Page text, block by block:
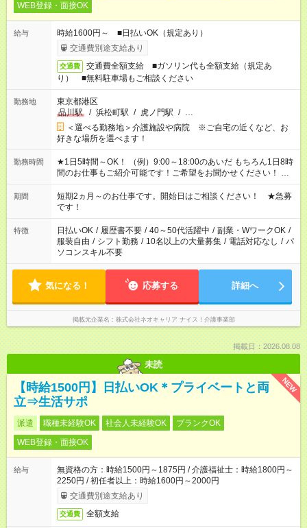
WEB登録・面接OK
給与
時給1600円～ ■日払いOK（規定あり）
交通費別途支給あり
交通費
交通費全額支給 ■ガソリン代も全額支給（規定あ
り） ■無料駐車場もご相談ください
勤務地
東京都港区
品川駅
/ 浜松町駅 / 虎ノ門駅 / …
＜選べる勤務地＞介護施設や病院 ※ご自宅の近くなど、お
好きな場所を選べます！
勤務時間
★1日5時間～OK！ （例）9:00～18:00のあいだ もちろん1日8時
間のお仕事もご紹介可能です！ご希望をお聞かせください！ ★
家庭の都合でお休みが必要な場合も遠慮なくご相談ください。
※週最低15時間以上の勤務が必要です
期間
短期2ヵ月～のお仕事です。開始日はご相談ください！ ★急募
です！
特徴 日払いOK / 履歴書不要 / 40～50代活躍中 / 副業・WワークOK /
服装自由 / シフト勤務 / 10名以上の大量募集 / 電話対応なし / パ
ソコンスキル不要
気になる！ 応募する 詳細へ
掲載元企業名 株式会社ネオキャリア ナイス！介護事業部
掲載日：2026.08.08
未読
NEW
【時給1500円】日払いOK＊プライベートと両
立⇒生活サポ
派遣 職種未経験OK 社会人未経験OK
ブランクOK
WEB登録・面接OK
給与
無資格の方：時給1500円～1875円 / 介護福祉士：時給1800円～
2250円 / 初任者以上：時給1600円～2000円
交通費別途支給あり
交通費 全額支給